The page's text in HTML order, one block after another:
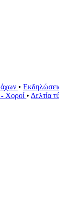
•
Χοροί • Δελτία